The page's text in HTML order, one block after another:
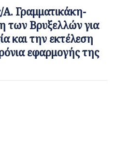
Γραμματικάκη-
των Βρυξελλών για
και την εκτέλεση
εφαρμογής της